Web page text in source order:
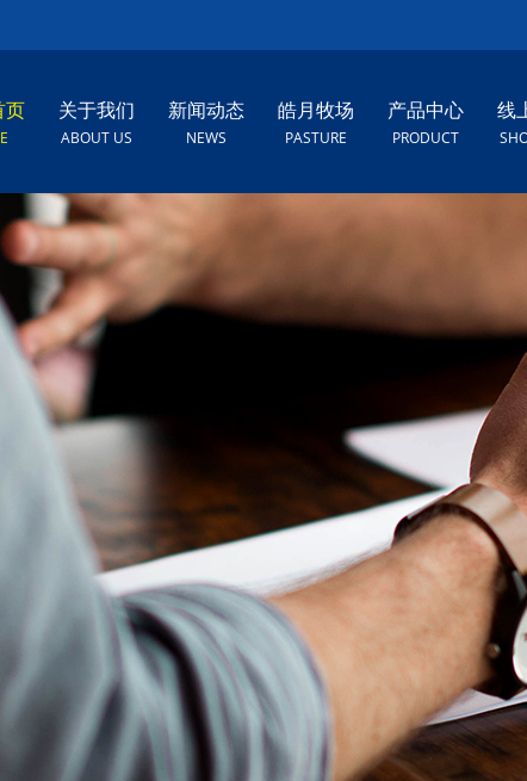
页 关于我们
ABOUT US
新闻动态
NEWS
皓月牧场
PASTURE
产品中心
PRODUCT
线